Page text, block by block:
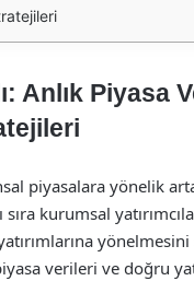
Anlık Piyasa
piyasalara yönelik
sıra kurumsal
yönelmesini
verileri ve doğru